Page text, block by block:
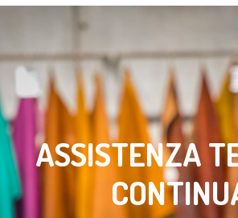
ASSISTENZA